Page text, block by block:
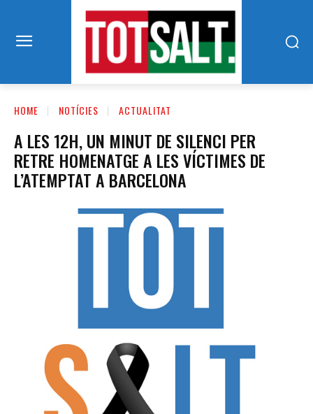
HOME NOTÍCIES ACTUALITAT
A LES 12H, UN MINUT DE SILENCI PER
RETRE HOMENATGE A LES VÍCTIMES DE
L’ATEMPTAT A BARCELONA